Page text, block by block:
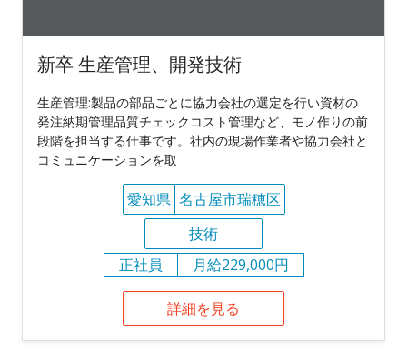
新卒 生産管理、開発技術
生産管理:製品の部品ごとに協力会社の選定を行い資材の
発注納期管理品質チェックコスト管理など、モノ作りの前
段階を担当する仕事です。社内の現場作業者や協力会社と
コミュニケーションを取
愛知県 名古屋市瑞穂区
技術
正社員
月給229,000円
詳細を見る